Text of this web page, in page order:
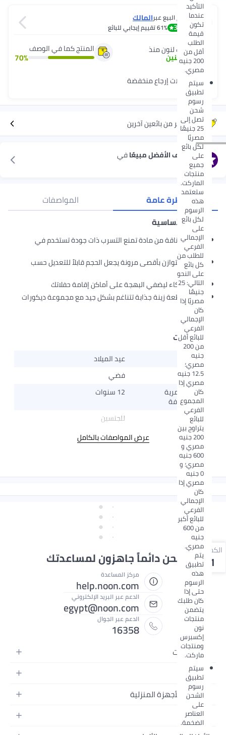
التأكيد
عندما
تكون
قيمة
الطلب
أقل من
200 جنيه
مصري.
سيتم
تطبيق
رسوم
شحن
تصل إلى
25 جنيهًا
مصريًا
لكل بائع
على
جميع
منتجات
الماركت.
ستعتمد
هذه
الرسوم
لكل بائع
على
الإجمالي
الفرعي
للطلب من
كل بائع
على النحو
التالي: 25
جنيهًا
مصريًا إذا
كان
الإجمالي
الفرعي
للبائع أقل
من 200
جنيه
مصري؛
12.5 جنيه
مصري إذا
كان
المجموع
الفرعي
للبائع
يتراوح بين
200 جنيه
مصري و
600 جنيه
مصري؛ و
0 جنيه
مصري إذا
كان
الإجمالي
الفرعي
للبائع أكبر
من 600
جنيه
مصري.
يتم
تطبيق
هذه
الرسوم
حتى إذا
كان طلبك
يتضمن
منتجات
نون
إكسبرس
ومنتجات
ماركت.
سيتم
تطبيق
رسوم
الشحن
على
العناصر
الضخمة.
يتم البيع عبرالمالك
3.4
61%تقييم إيجابي للبائع
المنتج كما في الوصف
70%
شريك لنون منذ
3
+سنين
معدّلات إرجاع منخفضة
عروض أكثر من بائعين آخرين
استكشف الأفضل مبيعًافي
بالونات
نظرة عامة المواصفات
الميزات الأساسية
مصنوع بأناقة من مادة تمنع التسرب ذات جودة تستخدم في
الصناعة
تصميم متوازن بأقصى مرونة يجعل الحجم قابلاً للتعديل حسب
الحاجة
مدعّم بذكاء ليضفي البهجة على أماكن إقامة حفلاتك
تشكل قطعة زينة جذابة تتناغم بشكل جيد مع مجموعة ديكورات
الحفل
المواصفات
المناسبة
عيد الميلاد
اللون
فضي
الفئة العمرية
المستهدفة
12 سنوات
الجنس
للجنسين
عرض المواصفات بالكامل
الكمية
1 نحن دائماً جاهزون لمساعدتك
مركز المساعدة
help.noon.com
الدعم عبر البريد الإلكتروني
egypt@noon.com
الدعم عبر الجوال
16358
الإلكترونيات
الهواتف المتحركة
أجهزة التابلت
أجهزة الكمبيوتر المحمولة
الأجهزة المنزلية
الكاميرات والصور وتسجيل الفيديو
الأزياء
أزياء نسائية
أزياء رجالية
أزياء البنات
المطبخ والأجهزة المنزلية
المطبخ وأدوات الطعام
مستلزمات السرير
الجمال